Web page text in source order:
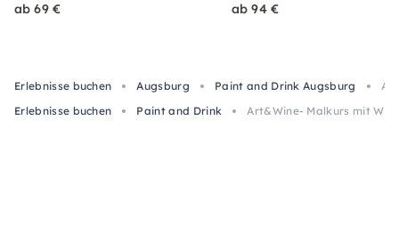
ab 69 € ab 94 €
Erlebnisse buchen Augsburg Paint and Drink Augsburg
Erlebnisse buchen
Paint and Drink Art&Wine- Malkurs mit